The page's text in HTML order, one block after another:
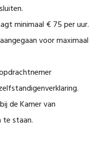
minimaal € 75 per uur.
voor maximaal
de Kamer van
te staan.